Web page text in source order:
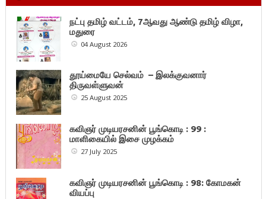
நட்பு தமிழ் வட்டம், 7ஆவது ஆண்டு தமிழ் விழா,
மதுரை
04 August 2026
தூய்மையே செல்வம் – இலக்குவனார்
திருவள்ளுவன்
25 August 2025
கவிஞர் முடியரசனின் பூங்கொடி : 99 :
மாளிகையில் இசை முழக்கம்
27 July 2025
கவிஞர் முடியரசனின் பூங்கொடி : 98: கோமகன்
வியப்பு